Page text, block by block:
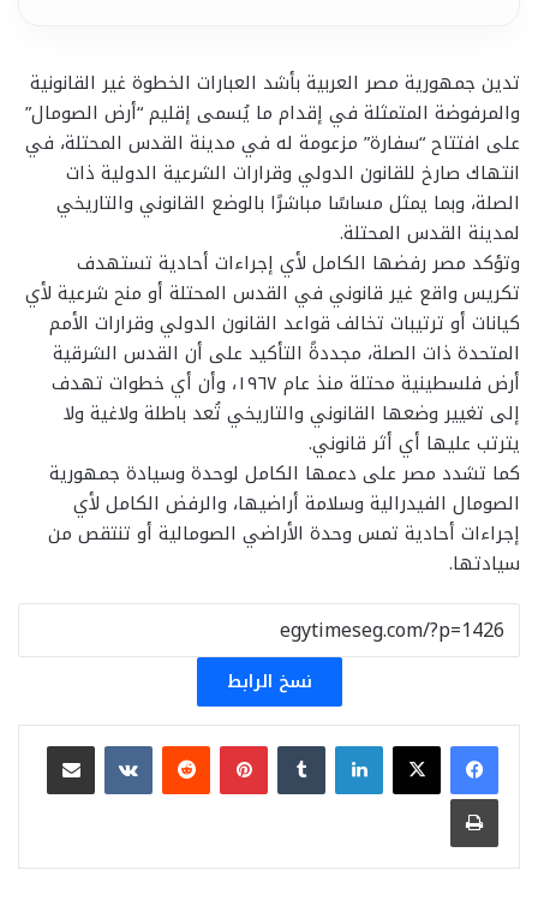
تدين جمهورية مصر العربية بأشد العبارات الخطوة غير القانونية
والمرفوضة المتمثلة في إقدام ما يُسمى إقليم “أرض الصومال”
على افتتاح “سفارة” مزعومة له في مدينة القدس المحتلة، في
انتهاك صارخ للقانون الدولي وقرارات الشرعية الدولية ذات
الصلة، وبما يمثل مساسًا مباشرًا بالوضع القانوني والتاريخي
لمدينة القدس المحتلة.
وتؤكد مصر رفضها الكامل لأي إجراءات أحادية تستهدف
تكريس واقع غير قانوني في القدس المحتلة أو منح شرعية لأي
كيانات أو ترتيبات تخالف قواعد القانون الدولي وقرارات الأمم
المتحدة ذات الصلة، مجددةً التأكيد على أن القدس الشرقية
أرض فلسطينية محتلة منذ عام ١٩٦٧، وأن أي خطوات تهدف
إلى تغيير وضعها القانوني والتاريخي تُعد باطلة ولاغية ولا
يترتب عليها أي أثر قانوني.
كما تشدد مصر على دعمها الكامل لوحدة وسيادة جمهورية
الصومال الفيدرالية وسلامة أراضيها، والرفض الكامل لأي
إجراءات أحادية تمس وحدة الأراضي الصومالية أو تنتقص من
سيادتها.
نسخ الرابط
لينكدإن بينتيريست
مشاركة عبر البريد
طباعة